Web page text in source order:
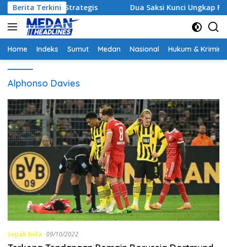
Langsung
ke
konten
Berita Terkini
Strategis Dua Saksi Kunci Ungkap Fakta
Home Indeks Sumut Medan Nasional Hukum &
Alphonso Davies
sepak bola 09/10/2022